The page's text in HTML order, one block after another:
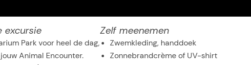
excursie
Park voor heel de dag,
Animal Encounter.
Zelf meenemen
Zwemkleding, handdoek
Zonnebrandcrème of UV-shirt